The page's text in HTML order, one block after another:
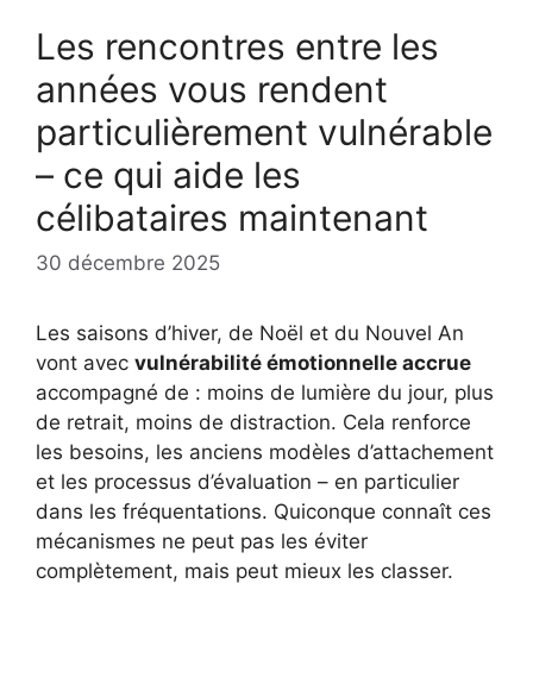
Les rencontres entre les
années vous rendent
particulièrement vulnérable
– ce qui aide les
célibataires maintenant
30 décembre 2025
Les saisons d’hiver, de Noël et du Nouvel An
vont avec vulnérabilité émotionnelle accrue
accompagné de : moins de lumière du jour, plus
de retrait, moins de distraction. Cela renforce
les besoins, les anciens modèles d’attachement
et les processus d’évaluation – en particulier
dans les fréquentations. Quiconque connaît ces
mécanismes ne peut pas les éviter
complètement, mais peut mieux les classer.